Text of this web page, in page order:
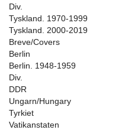
Div.
Tyskland. 1970-1999
Tyskland. 2000-2019
Breve/Covers
Berlin
Berlin. 1948-1959
Div.
DDR
Ungarn/Hungary
Tyrkiet
Vatikanstaten